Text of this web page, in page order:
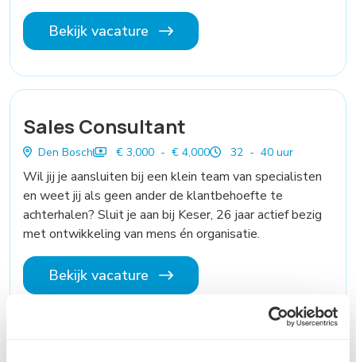
Bekijk vacature
Sales Consultant
Den Bosch € 3,000 - € 4,000 32 - 40 uur
Wil jij je aansluiten bij een klein team van specialisten
en weet jij als geen ander de klantbehoefte te
achterhalen? Sluit je aan bij Keser, 26 jaar actief bezig
met ontwikkeling van mens én organisatie.
Bekijk vacature